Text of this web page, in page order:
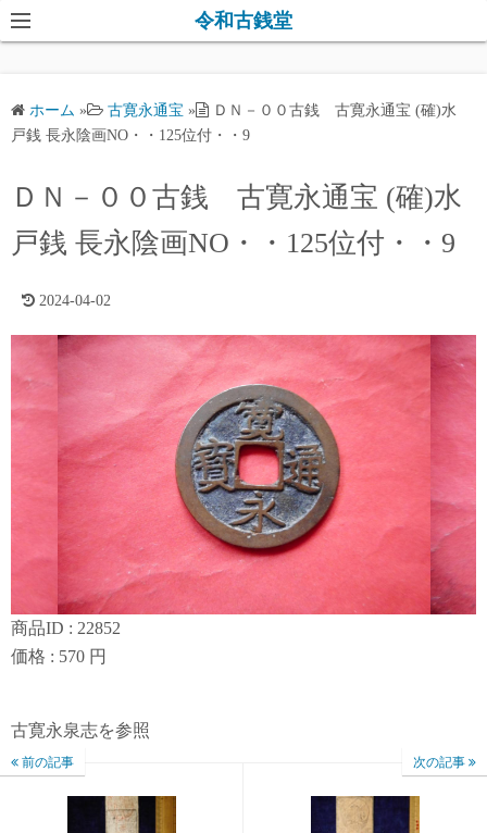
コ
ン
ツ
令和古銭堂
ホーム » 古寛永通宝 »
ＤＮ－００古銭 古寛永通宝 (確)水
戸銭 長永陰画NO・・125位付・・9
ＤＮ－００古銭 古寛永通宝 (確)水
戸銭 長永陰画NO・・125位付・・9
2024-04-02
商品ID : 22852
価格 : 570 円
古寛永泉志を参照
前の記事 次の記事